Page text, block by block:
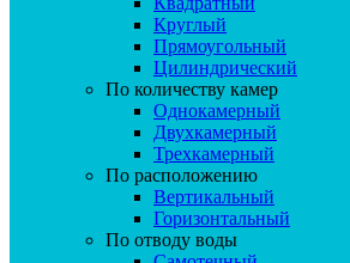
Круглый
Прямоугольный
Цилиндрический
По количеству камер
Однокамерный
Двухкамерный
Трехкамерный
По расположению
Вертикальный
Горизонтальный
По отводу воды